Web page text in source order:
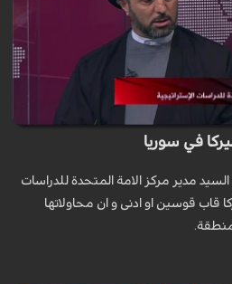
في سوريا
مدير مركز الامة المتحدة للدراسات
قاب قوسين او ادنى و ان محاولاتها